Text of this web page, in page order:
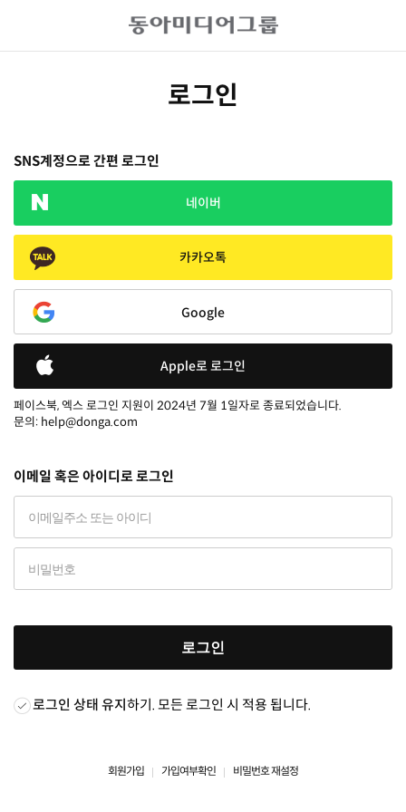
로그인
SNS계정으로 간편 로그인
네이버
카카오톡
Google
Apple로 로그인
페이스북, 엑스 로그인 지원이 2024년 7월 1일자로 종료되었습니다.
문의: help@donga.com
이메일 혹은 아이디로 로그인
로그인
로그인 상태 유지하기. 모든 로그인 시 적용 됩니다.
회원가입 가입여부확인 비밀번호 재설정